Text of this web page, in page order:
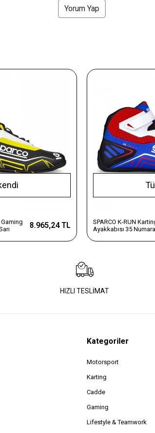
Yorum Yap
Gaming
8.965,24 TL
SPARCO K-RUN
Ayakkabısı 35
HIZLI TESLİMAT
Kategoriler
Motorsport
Karting
Cadde
Gaming
Lifestyle & Teamwork